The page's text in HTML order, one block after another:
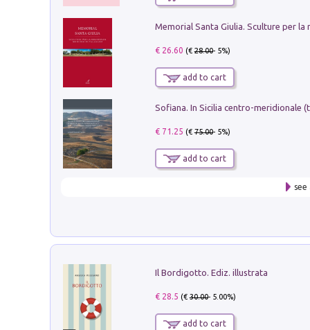
€ 26.60 (€28.00- 5%)
add to cart
€ 71.25 (€75.00- 5%)
add to cart
see
Il Bordigotto. Ediz. illustrata
€ 28.5 (€30.00- 5.00%)
add to cart